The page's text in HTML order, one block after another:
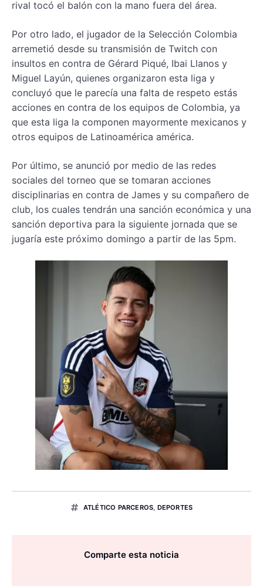
rival tocó el balón con la mano fuera del área.
Por otro lado, el jugador de la Selección Colombia
arremetió desde su transmisión de Twitch con
insultos en contra de Gérard Piqué, Ibai Llanos y
Miguel Layún, quienes organizaron esta liga y
concluyó que le parecía una falta de respeto estás
acciones en contra de los equipos de Colombia, ya
que esta liga la componen mayormente mexicanos y
otros equipos de Latinoamérica américa.
Por último, se anunció por medio de las redes
sociales del torneo que se tomaran acciones
disciplinarias en contra de James y su compañero de
club, los cuales tendrán una sanción económica y una
sanción deportiva para la siguiente jornada que se
jugaría este próximo domingo a partir de las 5pm.
ATLÉTICO PARCEROS, DEPORTES
Comparte esta noticia